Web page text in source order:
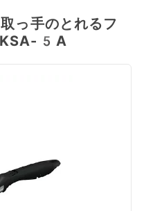
手のとれるフ
5A